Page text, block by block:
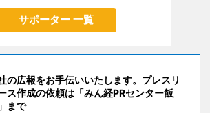
サポーター 一覧
の広報をお手伝いいたします。プレスリ
ス作成の依頼は「みん経PRセンター飯
まで